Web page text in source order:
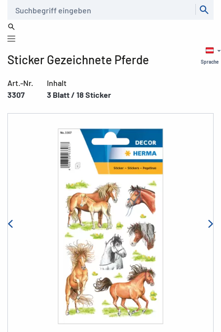
Sprache
Sticker Gezeichnete Pferde
Art.-Nr.
3307
Inhalt
3 Blatt / 18 Sticker